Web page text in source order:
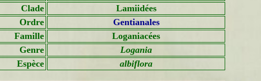
Clade
Lamiidées
Ordre
Gentianales
Famille
Loganiacées
Genre
Logania
Espèce
albiflora